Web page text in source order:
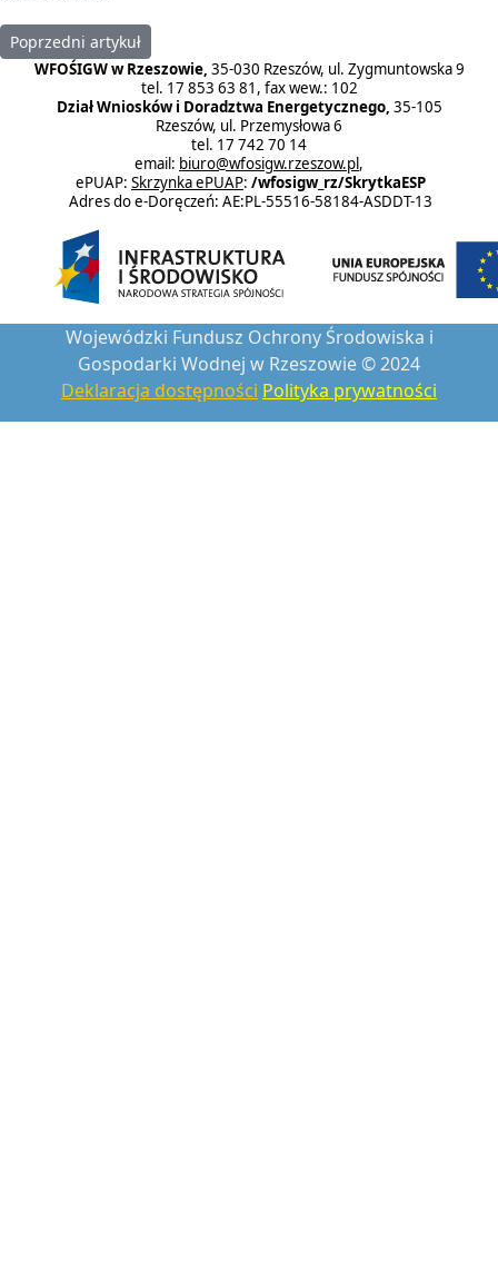
Poprzedni artykuł: Przekazywanie środków państwowym
Poprzedni artykuł
WFOŚIGW w Rzeszowie, 35-030 Rzeszów, ul. Zygmuntowska 9
tel. 17 853 63 81, fax wew.: 102
Dział Wniosków i Doradztwa Energetycznego, 35-105
Rzeszów, ul. Przemysłowa 6
tel. 17 742 70 14
email: biuro@wfosigw.rzeszow.pl,
ePUAP: Skrzynka ePUAP: /wfosigw_rz/SkrytkaESP
Adres do e-Doręczeń: AE:PL-55516-58184-ASDDT-13
Wojewódzki Fundusz Ochrony Środowiska i
Gospodarki Wodnej w Rzeszowie © 2024
Deklaracja dostępności Polityka prywatności